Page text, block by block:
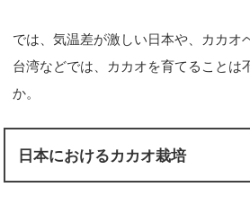
では、気温差が激しい日本や、カカオ
台湾などでは、カカオを育てることは
か。
日本におけるカカオ栽培